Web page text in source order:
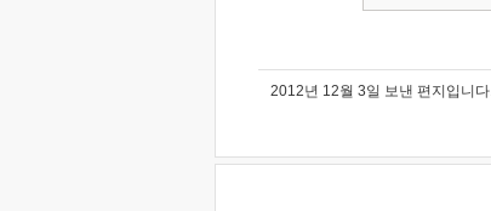
2012년 12월 3일 보낸 편지입니다.